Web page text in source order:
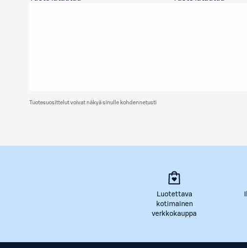
Tuotesuosittelut voivat näkyä sinulle kohdennetusti
Luotettava
kotimainen
verkkokauppa